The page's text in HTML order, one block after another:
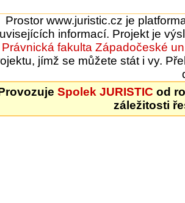
Prostor www.juristic.cz je
informací. Projekt je
Právnická fakulta Západočeské
jímž se můžete stát i vy.
Spolek JURISTIC od
záležitosti